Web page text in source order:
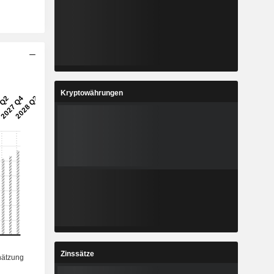
Kryptowährungen
Zinssätze